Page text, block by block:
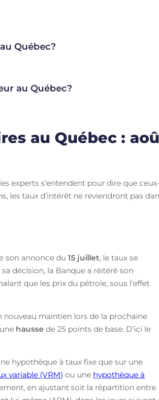
Québec?
au Québec?
au Québec :
experts s’entendent pour dire que
les taux d’intérêt ne reviendront pas
son annonce du15 juillet, le taux se
décision, la Banque a réitéré son
que les prix du pétrole, sous l’effet
nouveau maintien lors de la prochaine
hausse de 25 points de base. D’ici le
hypothèque à taux fixe que sur une
variable (VRM) ou une hypothèque à
en ajustant soit la répartition entre